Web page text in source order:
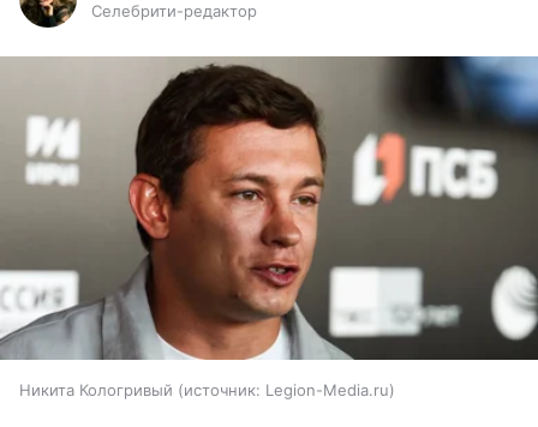
Селебрити-редактор
Никита Кологривый источник: Legion-Media.ru